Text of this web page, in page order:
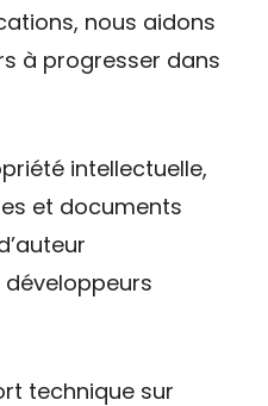
nous aidons
à progresser dans
intellectuelle,
et documents
technique sur